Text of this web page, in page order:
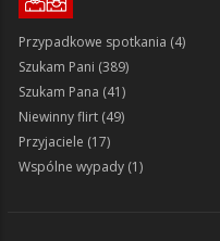
Przypadkowe spotkania (4)
Szukam Pani (389)
Szukam Pana (41)
Niewinny flirt (49)
Przyjaciele (17)
Wspólne wypady (1)